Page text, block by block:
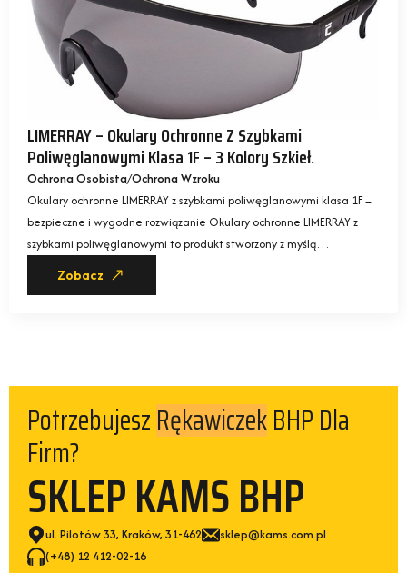
LIMERRAY – Okulary Ochronne Z Szybkami
Poliwęglanowymi Klasa 1F – 3 Kolory Szkieł.
Ochrona Osobista Ochrona Wzroku
Okulary ochronne LIMERRAY z szybkami poliwęglanowymi klasa 1F –
bezpieczne i wygodne rozwiązanie Okulary ochronne LIMERRAY z
szybkami poliwęglanowymi to produkt stworzony z myślą…
Zobacz
PotrzebujeszRękawiczekBHP Dla
Firm?
SKLEP KAMS BHP
ul. Pilotów 33, Kraków, 31-462
sklep@kams.com.pl
(+48) 12 412-02-16